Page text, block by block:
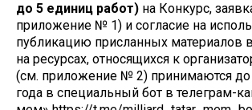
до 5 единиц работ) на Конкурс,
приложение № 1) и согласие на
публикацию присланных материалов
на ресурсах, относящихся к
(см. приложение № 2) принимаются
года в специальный бот в телеграм-